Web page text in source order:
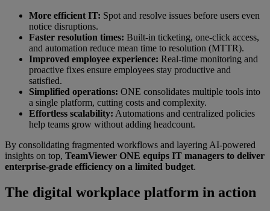
More efficient IT: Spot and resolve issues before users even
notice disruptions.
Faster resolution times: Built-in ticketing, one-click access,
and automation reduce mean time to resolution (MTTR).
Improved employee experience: Real-time monitoring and
proactive fixes ensure employees stay productive and
satisfied.
Simplified operations: ONE consolidates multiple tools into
a single platform, cutting costs and complexity.
Effortless scalability: Automations and centralized policies
help teams grow without adding headcount.
By consolidating fragmented workflows and layering AI-powered
insights on top, TeamViewer ONE equips IT managers to deliver
enterprise-grade efficiency on a limited budget.
The digital workplace platform in action